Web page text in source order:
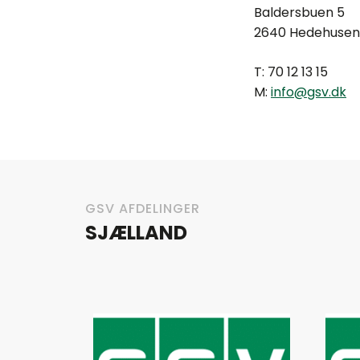
Baldersbuen 5
2640
T: 70 12 13 15
M: info@gsv.dk
GSV AFDELINGER
SJÆLLAND